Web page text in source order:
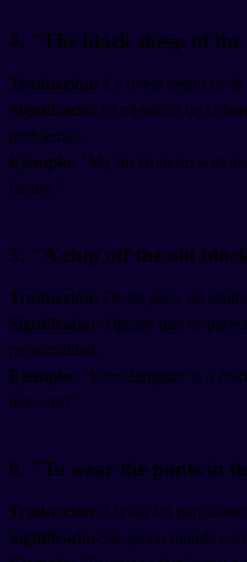
4. "The black sheep of
Traducción: La oveja negra de
Significado: El miembro de la
problemas.
Ejemplo: "My tío Roberto was
family."
5. "A chip off the old
Traducción: De tal palo, tal
Significado: Alguien que se
personalidad.
Ejemplo: "Your daughter is a
like you!"
6. "To wear the pants in
Traducción: Llevar los
Significado: Ser quien manda o